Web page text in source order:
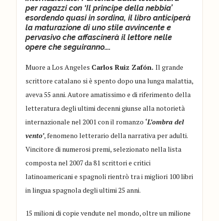
per ragazzi con ‘Il principe della nebbia’
esordendo quasi in sordina, il libro anticiperà
la maturazione di uno stile avvincente e
pervasivo che affascinerà il lettore nelle
opere che seguiranno….
Muore a Los Angeles Carlos Ruiz Zafón.Il grande
scrittore catalano si è spento dopo una lunga malattia,
aveva 55 anni. Autore amatissimo e di riferimento della
letteratura degli ultimi decenni giunse alla notorietà
internazionale nel 2001 con il romanzo ‘L’ombra del
vento’, fenomeno letterario della narrativa per adulti.
Vincitore di numerosi premi, selezionato nella lista
composta nel 2007 da 81 scrittori e critici
latinoamericani e spagnoli rientrò tra i migliori 100 libri
in lingua spagnola degli ultimi 25 anni.
15 milioni di copie vendute nel mondo, oltre un milione